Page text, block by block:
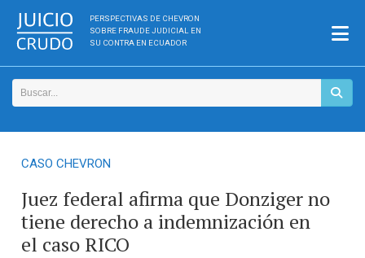
PERSPECTIVAS DE CHEVRON
SOBRE FRAUDE JUDICIAL EN
SU CONTRA EN ECUADOR
CASO CHEVRON
Juez federal afirma que Donziger no
tiene derecho a indemnización en
el caso RICO